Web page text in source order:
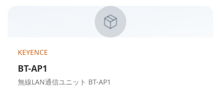
KEYENCE
BT-AP1
無線LAN通信ユニット BT-AP1